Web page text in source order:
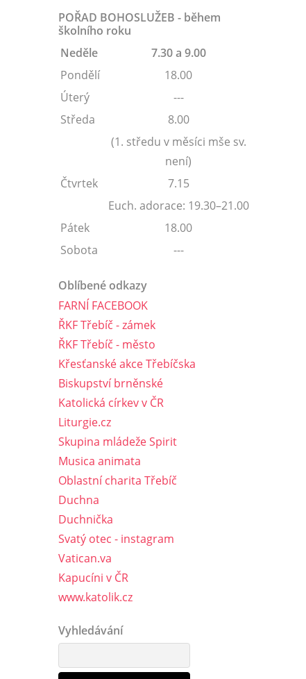
POŘAD BOHOSLUŽEB - během
školního roku
Neděle
7.30 a 9.00
Pondělí
18.00
Úterý
---
Středa
8.00
(1. středu v měsíci mše sv.
není)
Čtvrtek
7.15
Euch. adorace: 19.30–21.00
Pátek
18.00
Sobota
---
Oblíbené odkazy
FARNÍ FACEBOOK
ŘKF Třebíč - zámek
ŘKF Třebíč - město
Křesťanské akce Třebíčska
Biskupství brněnské
Katolická církev v ČR
Liturgie.cz
Skupina mládeže Spirit
Musica animata
Oblastní charita Třebíč
Duchna
Duchnička
Svatý otec - instagram
Vatican.va
Kapucíni v ČR
www.katolik.cz
Vyhledávání